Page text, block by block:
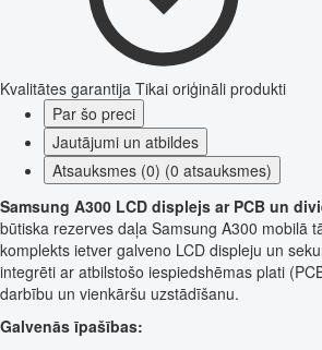
Kvalitātes garantija Tikai oriģināli produkti
Par šo preci
Jautājumi un atbildes
Atsauksmes (0) (0 atsauksmes)
Samsung A300 LCD displejs ar PCB un
būtiska rezerves daļa Samsung A300 mobilā
komplekts ietver galveno LCD displeju un
integrēti ar atbilstošo iespiedshēmas plati
darbību un vienkāršu uzstādīšanu.
Galvenās īpašības: